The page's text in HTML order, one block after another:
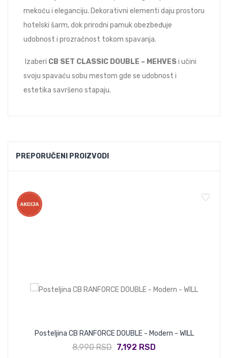
mekoću i eleganciju. Dekorativni elementi daju prostoru
hotelski šarm, dok prirodni pamuk obezbeđuje
udobnost i prozračnost tokom spavanja.
Izaberi CB SET CLASSIC DOUBLE – MEHVESi učini
svoju spavaću sobu mestom gde se udobnost i
estetika savršeno stapaju.
PREPORUČENI PROIZVODI
Posteljina CB RANFORCE DOUBLE - Modern - WILL
8,990 RSD 7,192 RSD